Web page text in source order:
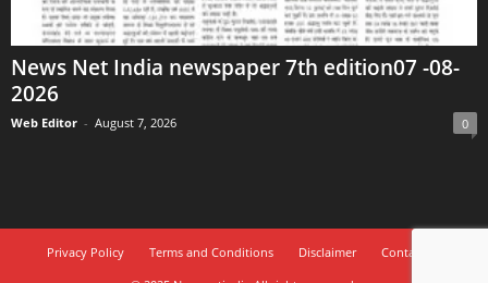
News Net India newspaper 7th edition07 -08-
2026
Web Editor - August 7, 2026 0
Privacy Policy Terms and Conditions Disclaimer
Contact Us